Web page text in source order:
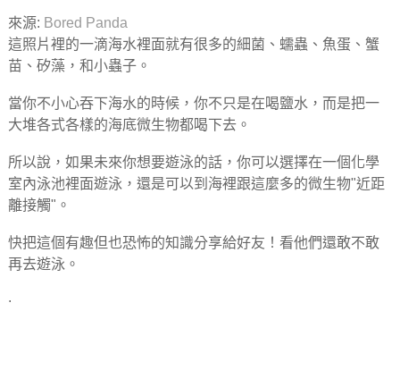
來源: Bored Panda
這照片裡的一滴海水裡面就有很多的細菌、蠕蟲、魚蛋、蟹
苗、矽藻，和小蟲子。
當你不小心吞下海水的時候，你不只是在喝鹽水，而是把一
大堆各式各樣的海底微生物都喝下去。
所以說，如果未來你想要遊泳的話，你可以選擇在一個化學
室內泳池裡面遊泳，還是可以到海裡跟這麼多的微生物"近距
離接觸"。
快把這個有趣但也恐怖的知識分享給好友！看他們還敢不敢
再去遊泳。
.